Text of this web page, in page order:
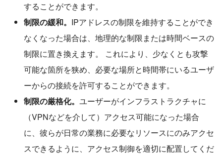
することができます。
制限の緩和。 IPアドレスの制限を維持することができ
なくなった場合は、地理的な制限または時間ベースの
制限に置き換えます。 これにより、少なくとも攻撃
可能な箇所を狭め、必要な場所と時間帯にいるユーザ
ーからの接続を許可することができます。
制限の厳格化。 ユーザーがインフラストラクチャに
（VPNなどを介して）アクセス可能になった場合
に、彼らが日常の業務に必要なリソースにのみアクセ
スできるように、アクセス制御を適切に配置してくだ